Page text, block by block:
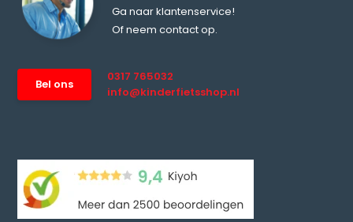
Ga naar klantenservice!
Of neem contact op.
Bel ons
0317 765032
info@kinderfietsshop.nl